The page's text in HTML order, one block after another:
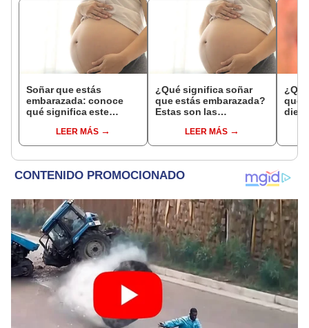
Soñar que estás
embarazada: conoce
qué significa este
LEER MÁS
¿Qué significa soñar
que estás embarazada?
Estas son las
comunesLEER MÁS
que